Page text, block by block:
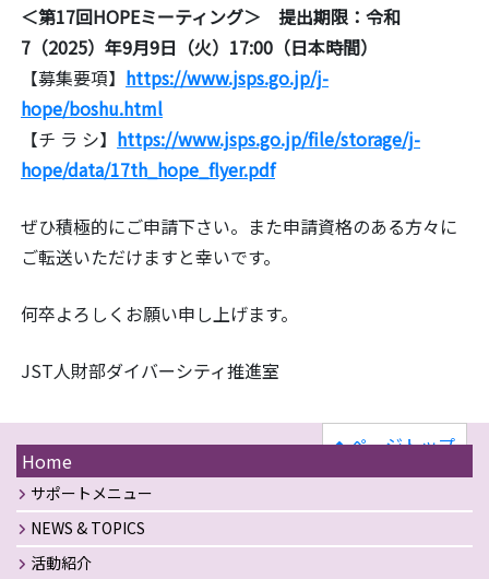
＜第17回HOPEミーティング＞
提出期限：令和
7（2025）年9月9日（火）17:00（日本時間）
【募集要項】 https://www.jsps.go.jp/j-
hope/boshu.html
【チ ラ シ】 https://www.jsps.go.jp/file/storage/j-
hope/data/17th_hope_ flyer.pdf
ぜひ積極的にご申請下さい。また申請資格のある方々に
ご転送いただけますと幸いです。
何卒よろしくお願い申し上げます。
JST人財部ダイバーシティ推進室
ページトップ
Home
サポートメニュー
NEWS & TOPICS
活動紹介